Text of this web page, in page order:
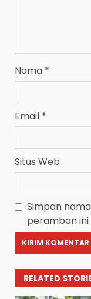
Nama *
Email *
Situs Web
Simpan
peramban
RELATED